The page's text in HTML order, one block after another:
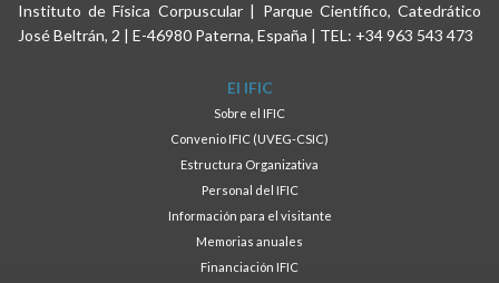
Instituto de Física Corpuscular | Parque Científico, Catedrático
José Beltrán, 2 | E-46980 Paterna, España | TEL: +34 963 543 473
El IFIC
Sobre el IFIC
Convenio IFIC (UVEG-CSIC)
Estructura Organizativa
Personal del IFIC
Información para el visitante
Memorias anuales
Financiación IFIC